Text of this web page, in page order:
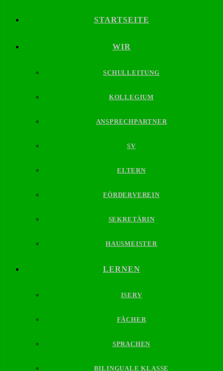
STARTSEITE
WIR
SCHULLEITUNG
KOLLEGIUM
ANSPRECHPARTNER
SV
ELTERN
FÖRDERVEREIN
SEKRETÄRIN
HAUSMEISTER
LERNEN
ISERV
FÄCHER
SPRACHEN
BILINGUALE KLASSE